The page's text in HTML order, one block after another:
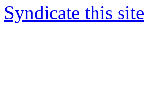
Syndicate this